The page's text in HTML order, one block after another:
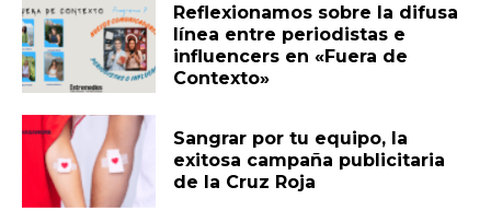
Reflexionamos sobre la difusa
línea entre periodistas e
influencers en «Fuera de
Contexto»
Sangrar por tu equipo, la
exitosa campaña publicitaria
de la Cruz Roja